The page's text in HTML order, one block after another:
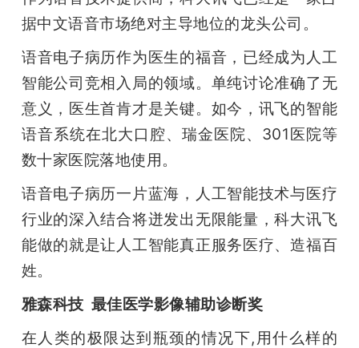
据中文语音市场绝对主导地位的龙头公司。
语音电子病历作为医生的福音，已经成为人工
智能公司竞相入局的领域。单纯讨论准确了无
意义，医生首肯才是关键。如今，讯飞的智能
语音系统在北大口腔、瑞金医院、301医院等
数十家医院落地使用。
语音电子病历一片蓝海，人工智能技术与医疗
行业的深入结合将迸发出无限能量，科大讯飞
能做的就是让人工智能真正服务医疗、造福百
姓。
雅森科技  最佳医学影像辅助诊断奖
在人类的极限达到瓶颈的情况下,用什么样的